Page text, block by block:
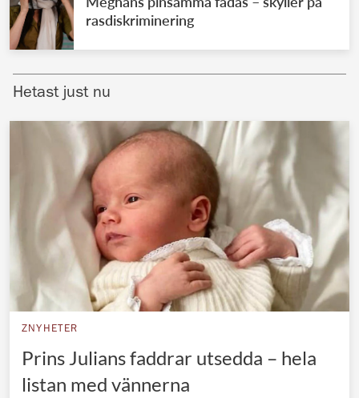
Brittiska kungahuset
Nederländska kungahuset
Belgiska kungahuset
Jordanska kungahuset
Luxemburgska storhertighuset
Japanska kejsarhuset
Thailändska kungahuset
Marockanska kungahuset
REDAKTION
rasdiskriminering
Hetast just nu
ZNYHETER
Prins Julians faddrar utsedda – hela
listan med vännerna